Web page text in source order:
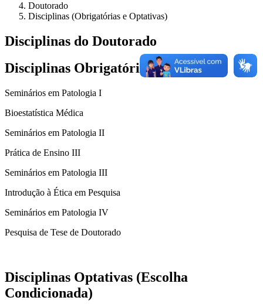
Doutorado
Disciplinas (Obrigatórias e Optativas)
Disciplinas do Doutorado
Disciplinas Obrigatórias
Seminários em Patologia I
Bioestatística Médica
Seminários em Patologia II
Prática de Ensino III
Seminários em Patologia III
Introdução à Ética em Pesquisa
Seminários em Patologia IV
Pesquisa de Tese de Doutorado
Disciplinas Optativas (Escolha
Condicionada)